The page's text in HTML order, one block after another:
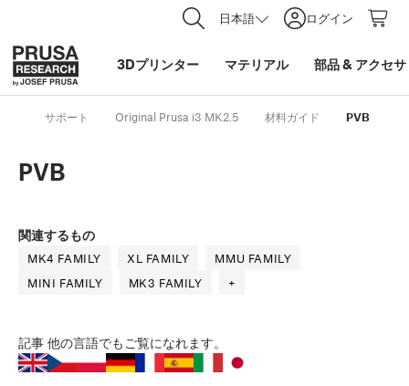
日本語 ログイン
3Dプリンター マテリアル 部品& アクセ
サポート Original Prusa i3 MK2.5 材料ガイド PVB
PVB
関連するもの
MK4 FAMILY XL FAMILY
MMU FAMILY
MINI FAMILY
MK3 FAMILY +
記事 他の言語でもご覧になれます。